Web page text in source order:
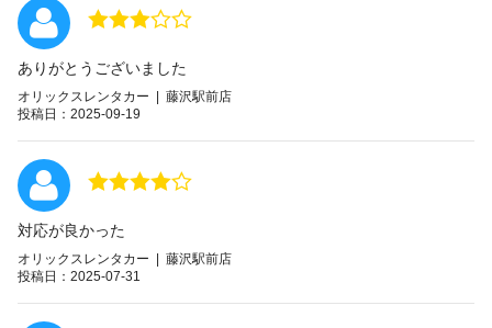
ありがとうございました
オリックスレンタカー | 藤沢駅前店
投稿日：2025-09-19
対応が良かった
オリックスレンタカー | 藤沢駅前店
投稿日：2025-07-31